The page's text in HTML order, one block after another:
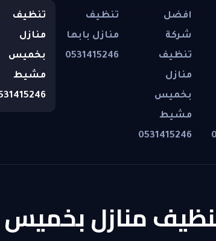
افضل
شركة
تنظيف
منازل
بخميس
مشيط
0531415246
تنظيف
منازل بابها
0531415246
تنظيف
منازل
بخميس
مشيط
منازل بخميس مشيط